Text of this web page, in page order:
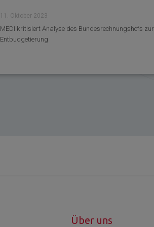
11. Oktober 2023
MEDI kritisiert Analyse des Bundesrechnungshofs zur
Entbudgetierung
Über uns